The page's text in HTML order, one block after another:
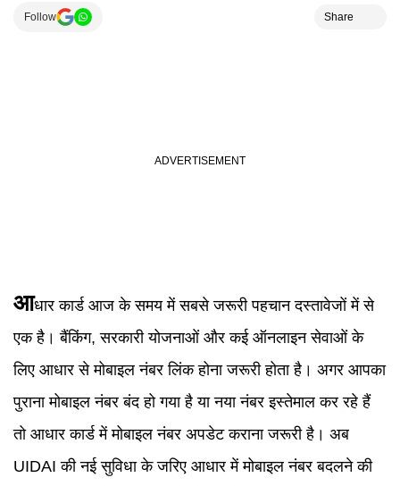
Follow Share
आधार कार्ड आज के समय में सबसे जरूरी पहचान दस्तावेजों में से
एक है। बैंकिंग, सरकारी योजनाओं और कई ऑनलाइन सेवाओं के
लिए आधार से मोबाइल नंबर लिंक होना जरूरी होता है। अगर आपका
पुराना मोबाइल नंबर बंद हो गया है या नया नंबर इस्तेमाल कर रहे हैं
तो आधार कार्ड में मोबाइल नंबर अपडेट कराना जरूरी है। अब
UIDAI की नई सुविधा के जरिए आधार में मोबाइल नंबर बदलने की